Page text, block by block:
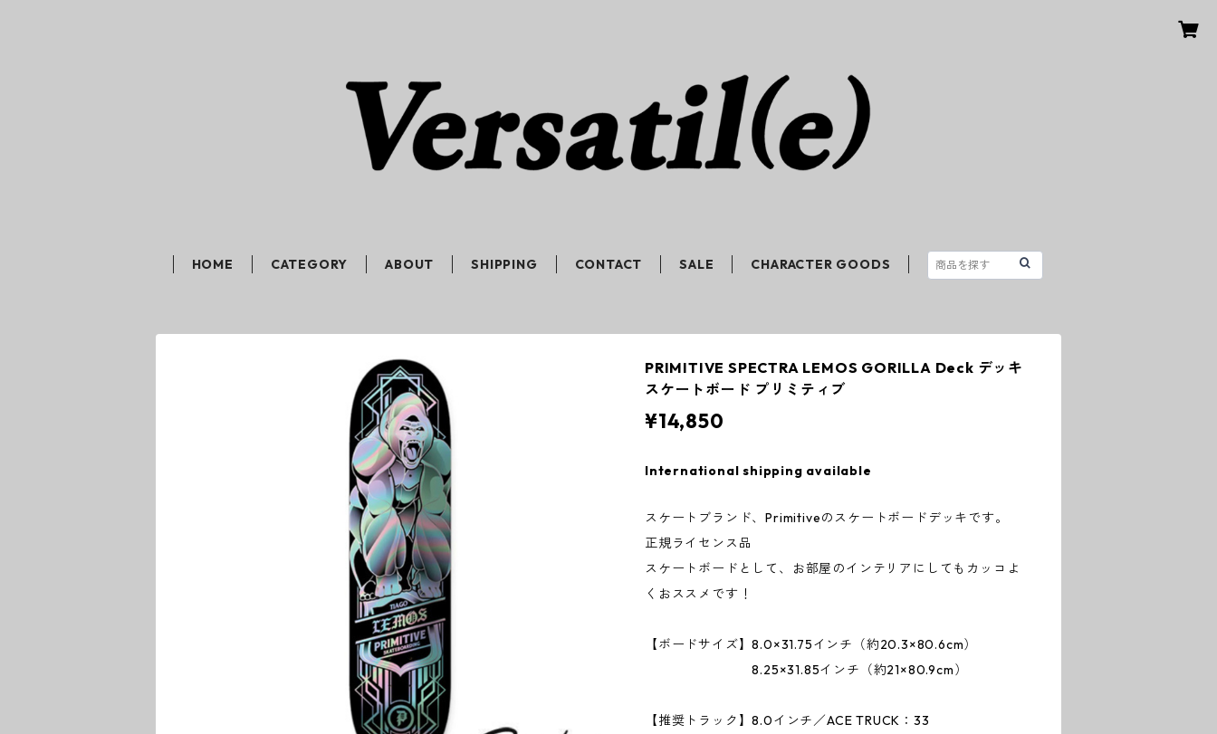
HOME CATEGORY ABOUT SHIPPING CONTACT SALE CHARACTER GOODS
PRIMITIVE SPECTRA LEMOS GORILLA Deck デッキ
スケートボード プリミティブ
¥14,850
International shipping available
スケートブランド、Primitiveのスケートボードデッキです。
正規ライセンス品
スケートボードとして、お部屋のインテリアにしてもカッコよ
くおススメです！
【ボードサイズ】8.0×31.75インチ（約20.3×80.6cm）
8.25×31.85インチ（約21×80.9cm）
【推奨トラック】8.0インチ／ACE TRUCK：33